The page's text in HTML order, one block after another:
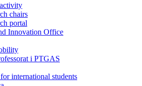
chairs
portal
Innovation Office
i PTGAS
international students